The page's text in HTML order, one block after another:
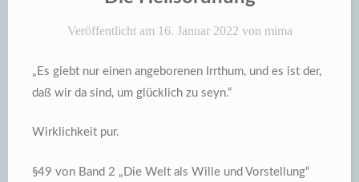
Veröffentlicht am 16. Januar 2022 von mima
„Es giebt nur einen angeborenen Irrthum, und es ist der,
daß wir da sind, um glücklich zu seyn.“
Wirklichkeit pur.
§49 von Band 2 „Die Welt als Wille und Vorstellung“